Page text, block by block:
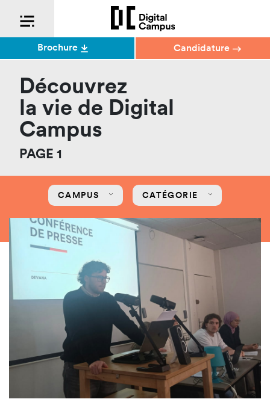
Découvrez
la vie de Digital
Campus
PAGE 1
CAMPUS CATÉGORIE
Brochure Candidature